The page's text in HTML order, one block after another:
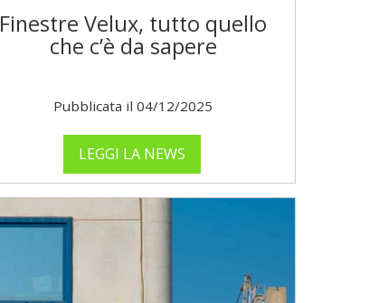
Finestre Velux, tutto quello
che c’è da sapere
Pubblicata il 04/12/2025
LEGGI LA NEWS